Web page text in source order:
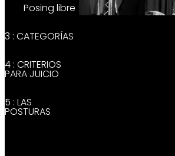
Posing libre
3 : CATEGORÍAS
4 : CRITERIOS
PARA JUICIO
5 : LAS
POSTURAS